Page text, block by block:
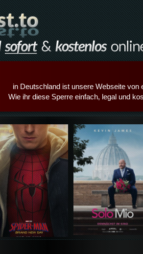
in Deutschland ist unsere Webseite von
Wie ihr diese Sperre einfach, legal und
Details,Play Details,Play